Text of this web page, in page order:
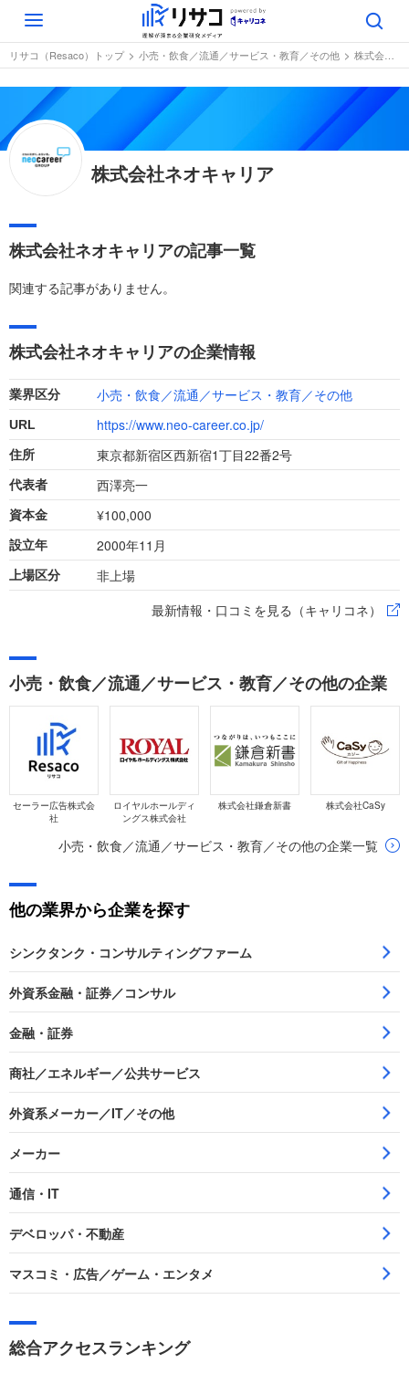
Toggle
navigation
リサコ（Resaco）トップ 小売・飲食／流通／サービス・教育／その他 株式会社ネオキャリア
株式会社ネオキャリア
株式会社ネオキャリアの記事一覧
関連する記事がありません。
株式会社ネオキャリアの企業情報
業界区分 小売・飲食／流通／サービス・教育／その他
URL https://www.neo-career.co.jp/
住所 東京都新宿区西新宿1丁目22番2号
代表者 西澤亮一
資本金 ¥100,000
設立年 2000年11月
上場区分
非上場
最新情報・口コミを見る（キャリコネ）
小売・飲食／流通／サービス・教育／その他の企業
セーラー広告株式会
社
ロイヤルホールディ
ングス株式会社
株式会社鎌倉新書 株式会社CaSy
小売・飲食／流通／サービス・教育／その他の企業一覧
他の業界から企業を探す
シンクタンク・コンサルティングファーム
外資系金融・証券／コンサル
金融・証券
商社／エネルギー／公共サービス
外資系メーカー／IT／その他
メーカー
通信・IT
デベロッパ・不動産
マスコミ・広告／ゲーム・エンタメ
総合アクセスランキング